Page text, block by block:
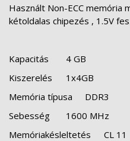
Használt Non-ECC memória
kétoldalas chipezés , 1.5V
Kapacitás
4 GB
Kiszerelés
1x4GB
Memória típusa
DDR3
Sebesség
1600 MHz
Memóriakésleltetés
CL 11